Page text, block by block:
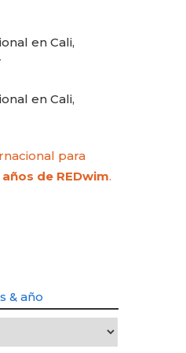
en Cali,
en Cali,
para
de REDwim.
& año